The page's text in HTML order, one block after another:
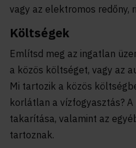
vagy az elektromos redőny,
Költségek
Említsd meg az ingatlan
a közös költséget, vagy az
Mi tartozik a közös
korlátlan a vízfogyasztás?
takarítása, valamint az
tartoznak.